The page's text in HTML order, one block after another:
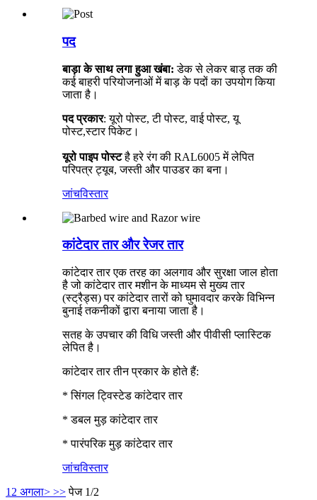
पद
बाड़ा के साथ लगा हुआ खंबा:डेक से लेकर बाड़ तक की
कई बाहरी परियोजनाओं में बाड़ के पदों का उपयोग किया
जाता है।
पद प्रकार: यूरो पोस्ट, टी पोस्ट, वाई पोस्ट, यू
पोस्ट,स्टार पिकेट।
यूरो पाइप पोस्टहै हरे रंग की RAL6005 में लेपित
परिपत्र ट्यूब, जस्ती और पाउडर का बना।
जांचविस्तार
कांटेदार तार और रेजर तार
कांटेदार तार एक तरह का अलगाव और सुरक्षा जाल होता
है जो कांटेदार तार मशीन के माध्यम से मुख्य तार
(स्ट्रैड्स) पर कांटेदार तारों को घुमावदार करके विभिन्न
बुनाई तकनीकों द्वारा बनाया जाता है।
सतह के उपचार की विधि जस्ती और पीवीसी प्लास्टिक
लेपित है।
कांटेदार तार तीन प्रकार के होते हैं:
* सिंगल ट्विस्टेड कांटेदार तार
* डबल मुड़ कांटेदार तार
* पारंपरिक मुड़ कांटेदार तार
जांचविस्तार
1 2 अगला> >> पेज 1/2